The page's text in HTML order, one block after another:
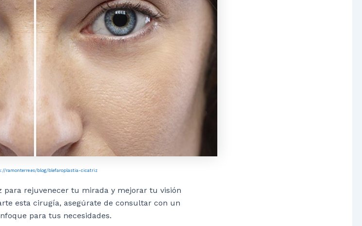
ramonterre.es/blog/blefaroplastia-cicatriz
para rejuvenecer tu mirada y mejorar tu visión
esta cirugía, asegúrate de consultar con un
para tus necesidades.